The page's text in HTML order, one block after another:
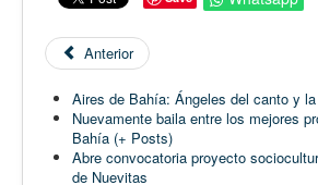
Anterior
Aires de Bahía: Ángeles del canto y
Nuevamente baila entre los mejores
Bahía (+ Posts)
Abre convocatoria proyecto
de Nuevitas